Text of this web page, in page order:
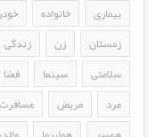
بیماری
خانواده
زمستان
زن زندگی
سلامتی
سینما فضا
مرد
مریض مسافرت